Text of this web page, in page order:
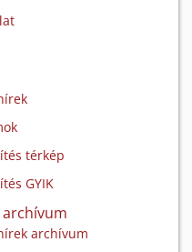
térkép
GYIK
archívum